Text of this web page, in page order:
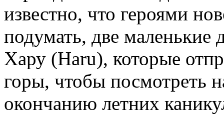
известно, что героями
подумать, две
Хару (Haru), которые
горы, чтобы посмотреть
окончанию летних